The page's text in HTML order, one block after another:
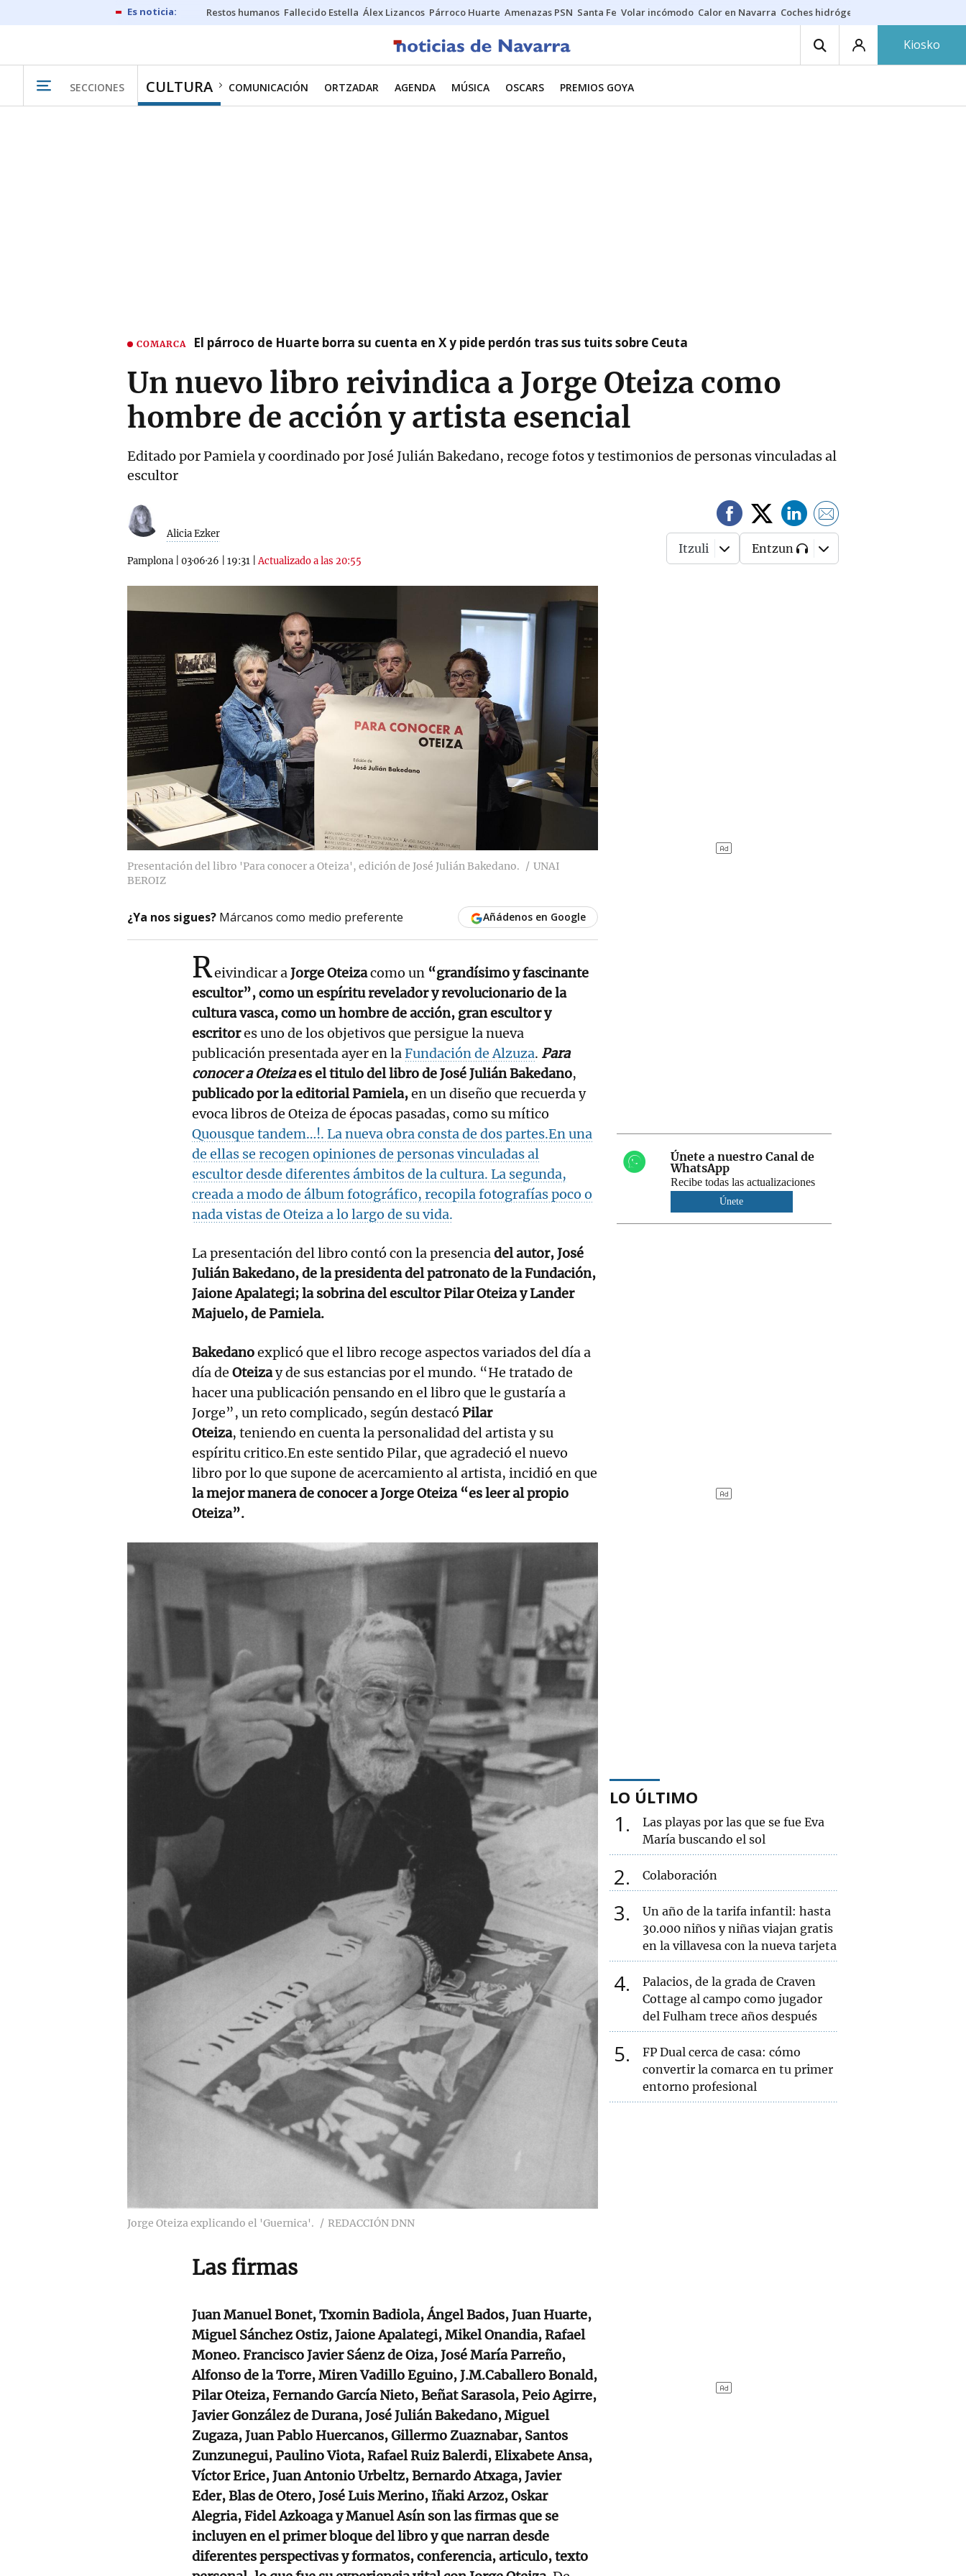
Restos humanos Fallecido Estella Álex Lizancos Párroco Huarte Amenazas PSN Santa Fe Volar incómodo Calor en Navarra Coches hidrógeno
Kiosko
SECCIONES CULTURA COMUNICACIÓN ORTZADAR AGENDA MÚSICA OSCARS PREMIOS GOYA
COMARCA El párroco de Huarte borra su cuenta en X y pide perdón tras sus tuits sobre Ceuta
Un nuevo libro reivindica a Jorge Oteiza como
hombre de acción y artista esencial
Editado por Pamiela y coordinado por José Julián Bakedano, recoge fotos y testimonios de personas vinculadas al
escultor
Alicia Ezker
Pamplona 03·06·26 19:31 |Actualizado a las 20:55
Itzuli Entzun
Presentación del libro 'Para conocer a Oteiza', edición de José Julián Bakedano.
UNAI
BEROIZ
¿Ya nos sigues? Márcanos como medio preferente Añádenos en Google
Reivindicar aJorge Oteizacomo un “grandísimo y fascinante
escultor”, como un espíritu revelador y revolucionario de la
cultura vasca, como un hombre de acción, gran escultor y
escritores uno de los objetivos que persigue la nueva
publicación presentada ayer en laFundación de Alzuza. Para
conocer a Oteizaes el titulo del libro de José Julián Bakedano,
publicado por la editorial Pamiela,en un diseño que recuerda y
evoca libros de Oteiza de épocas pasadas, como su mítico
Quousque tandem…!. La nueva obra consta de dos partes.En una
de ellas se recogen opiniones de personas vinculadas al
escultor desde diferentes ámbitos de la cultura. La segunda,
creada a modo de álbum fotográfico, recopila fotografías poco o
nada vistas de Oteiza a lo largo de su vida.
La presentación del libro contó con la presenciadel autor, José
Julián Bakedano, de la presidenta del patronato de la Fundación,
Jaione Apalategi; la sobrina del escultor Pilar Oteiza y Lander
Majuelo, de Pamiela.
Bakedanoexplicó que el libro recoge aspectos variados del día a
día de Oteizay de sus estancias por el mundo. “He tratado de
hacer una publicación pensando en el libro que le gustaría a
Jorge”, un reto complicado, según destacó Pilar
Oteiza, teniendo en cuenta la personalidad del artista y su
espíritu critico.En este sentido Pilar, que agradeció el nuevo
libro por lo que supone de acercamiento al artista, incidió en que
la mejor manera de conocer a Jorge Oteiza “es leer al propio
Oteiza”.
Jorge Oteiza explicando el 'Guernica'. REDACCIÓN DNN
Las firmas
Juan Manuel Bonet, Txomin Badiola, Ángel Bados, Juan Huarte,
Miguel Sánchez Ostiz, Jaione Apalategi, Mikel Onandia, Rafael
Moneo. Francisco Javier Sáenz de Oiza, José María Parreño,
Alfonso de la Torre, Miren Vadillo Eguino, J.M.Caballero Bonald,
Pilar Oteiza, Fernando García Nieto, Beñat Sarasola, Peio Agirre,
Javier González de Durana, José Julián Bakedano, Miguel
Zugaza, Juan Pablo Huercanos, Gillermo Zuaznabar, Santos
Zunzunegui, Paulino Viota, Rafael Ruiz Balerdi, Elixabete Ansa,
Víctor Erice, Juan Antonio Urbeltz, Bernardo Atxaga, Javier
Eder, Blas de Otero, José Luis Merino, Iñaki Arzoz, Oskar
Alegria, Fidel Azkoaga y Manuel Asín son las firmas que se
incluyen en el primer bloque del libro y que narran desde
diferentes perspectivas y formatos, conferencia, articulo, texto
Únete a nuestro Canal de
WhatsApp
Recibe todas las actualizaciones
Únete
LO ÚLTIMO
1
Las playas por las que se fue Eva
María buscando el sol
2 Colaboración
3
Un año de la tarifa infantil: hasta
30.000 niños y niñas viajan gratis
en la villavesa con la nueva tarjeta
4
Palacios, de la grada de Craven
Cottage al campo como jugador
del Fulham trece años después
5
FP Dual cerca de casa: cómo
convertir la comarca en tu primer
entorno profesional